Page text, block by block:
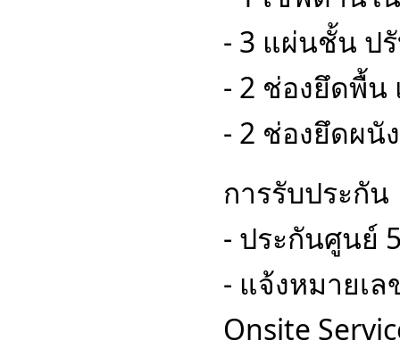
- 3 แผ่นชั้น ป
- 2 ช่องยึดพื้
- 2 ช่องยึดผ
การรับประกัน
- ประกันศูนย์
- แจ้งหมายเ
Onsite